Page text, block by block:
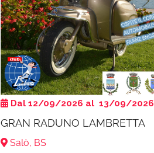
Dal 12/09/2026 al 13/09/2026
GRAN RADUNO LAMBRETTA
Salò, BS